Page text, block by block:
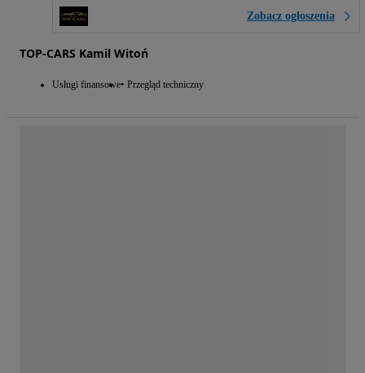
Zobacz ogłoszenia
TOP-CARS Kamil Witoń
Usługi finansowe Przegląd techniczny